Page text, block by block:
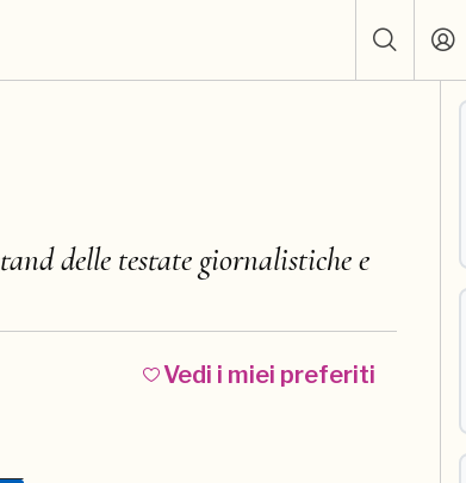
delle testate giornalistiche e
Vedi i miei preferiti